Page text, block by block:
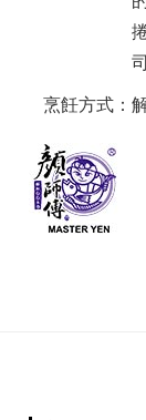
烹飪方式：